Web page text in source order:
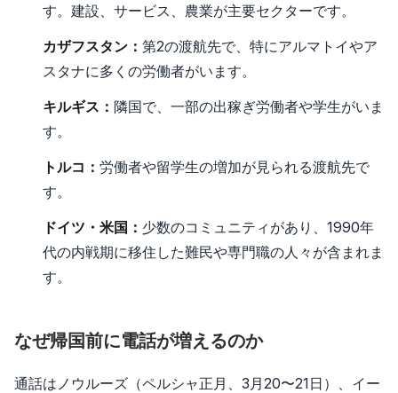
す。建設、サービス、農業が主要セクターです。
カザフスタン： 第2の渡航先で、特にアルマトイやア
スタナに多くの労働者がいます。
キルギス： 隣国で、一部の出稼ぎ労働者や学生がいま
す。
トルコ： 労働者や留学生の増加が見られる渡航先で
す。
ドイツ・米国： 少数のコミュニティがあり、1990年
代の内戦期に移住した難民や専門職の人々が含まれま
す。
なぜ帰国前に電話が増えるのか
通話はノウルーズ（ペルシャ正月、3月20〜21日）、イー